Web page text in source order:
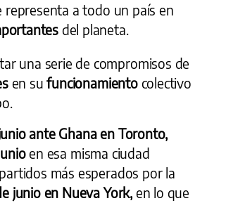
representa a todo un país en
del planeta.
una serie de compromisos de
en sufuncionamiento colectivo
ante Ghana en Toronto,
en esa misma ciudad
más esperados por la
junio en Nueva York,en lo que